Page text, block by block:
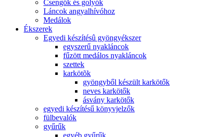
Csengők és golyók
Láncok angyalhívóhoz
Medálok
Ékszerek
Egyedi készítésû gyöngyékszer
egyszerű nyakláncok
fűzött medálos nyakláncok
szettek
karkötõk
gyöngyből készült karkötők
neves karkötők
ásvány karkötők
egyedi készítésű könyvjelzők
fülbevalók
gyűrűk